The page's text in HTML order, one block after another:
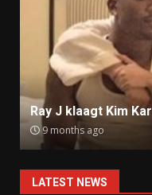
Ray J klaagt Kim
9 months ago
LATEST NEWS